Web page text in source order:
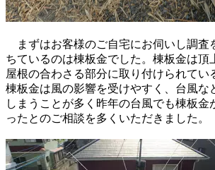
まずはお客様のご自宅にお伺いし調査
ちているのは棟板金でした。棟板金は頂
屋根の合わさる部分に取り付けられてい
棟板金は風の影響を受けやすく、台風な
しまうことが多く昨年の台風でも棟板金
ったとのご相談を多くいただきました。